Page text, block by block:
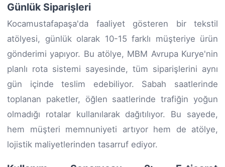
Günlük Siparişleri
Kocamustafapaşa'da faaliyet gösteren bir tekstil
atölyesi, günlük olarak 10-15 farklı müşteriye ürün
gönderimi yapıyor. Bu atölye, MBM Avrupa Kurye'nin
planlı rota sistemi sayesinde, tüm siparişlerini aynı
gün içinde teslim edebiliyor. Sabah saatlerinde
toplanan paketler, öğlen saatlerinde trafiğin yoğun
olmadığı rotalar kullanılarak dağıtılıyor. Bu sayede,
hem müşteri memnuniyeti artıyor hem de atölye,
lojistik maliyetlerinden tasarruf ediyor.